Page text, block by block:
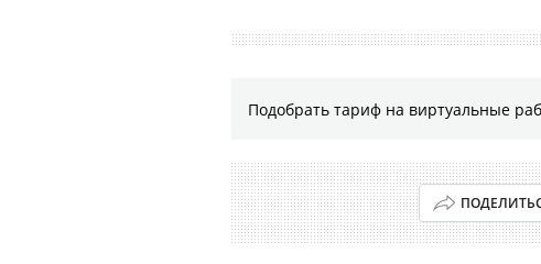
Подобрать тариф на виртуальные